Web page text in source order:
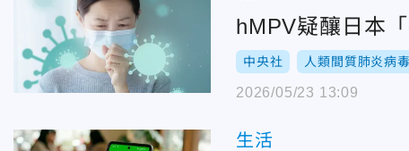
hMPV疑釀日本
中央社 人類間質肺炎病毒
2026/05/23 13:09
生活